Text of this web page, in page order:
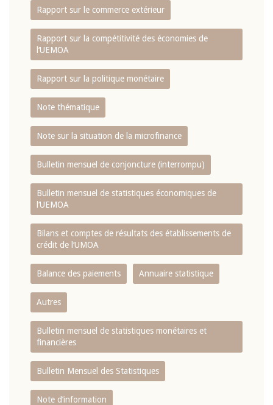
Rapport sur le commerce extérieur
Rapport sur la compétitivité des économies de
l‘UEMOA
Rapport sur la politique monétaire
Note thématique
Note sur la situation de la microfinance
Bulletin mensuel de conjoncture (interrompu)
Bulletin mensuel de statistiques économiques de
l‘UEMOA
Bilans et comptes de résultats des établissements de
crédit de l‘UMOA
Balance des paiements Annuaire statistique
Autres
Bulletin mensuel de statistiques monétaires et
financières
Bulletin Mensuel des Statistiques
Note d’information